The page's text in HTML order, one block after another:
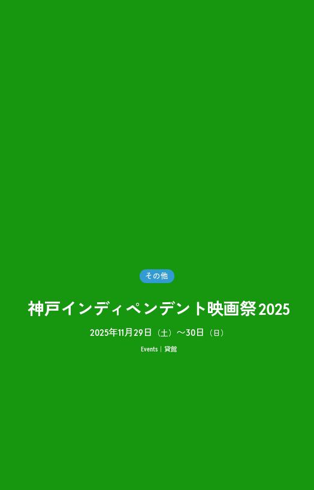
その他
神戸インディペンデント映画祭 2025
2025年11月29日 （土） 〜30日 （日）
Events 貸館